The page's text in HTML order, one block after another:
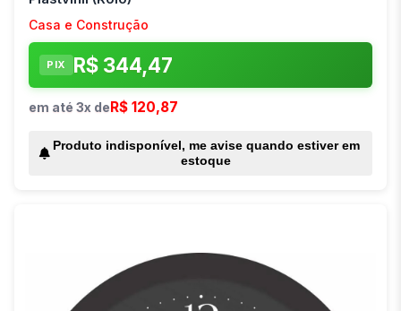
Casa e Construção
PIX R$ 344,47
em até 3x deR$ 120,87
Produto indisponível, me avise quando estiver em
estoque